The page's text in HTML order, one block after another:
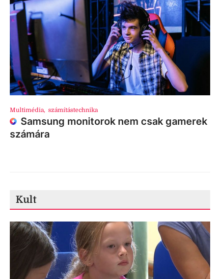
Multimédia, számítástechnika
Samsung monitorok nem csak gamerek
számára
Kult